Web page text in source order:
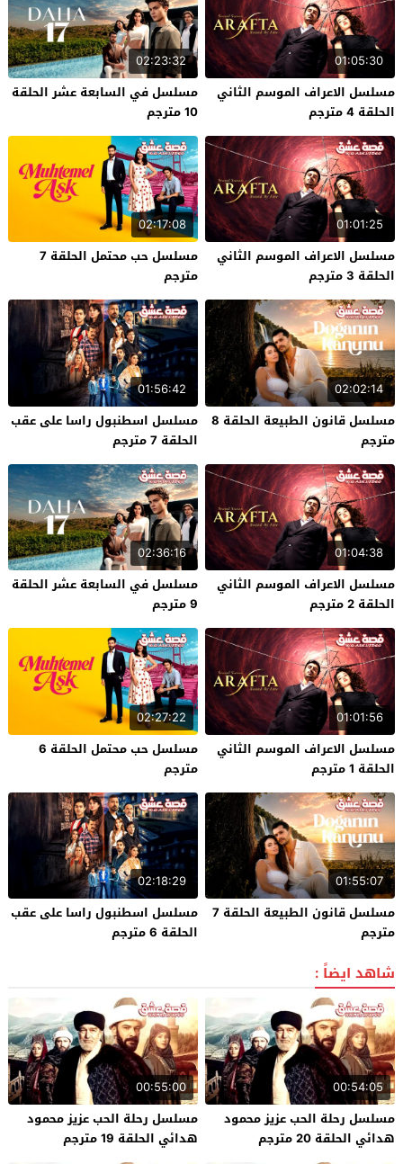
01:05:30
مسلسل الاعراف الموسم الثاني
الحلقة 4 مترجم
02:23:32
مسلسل في السابعة عشر الحلقة
10 مترجم
01:01:25
مسلسل الاعراف الموسم الثاني
الحلقة 3 مترجم
02:17:08
مسلسل حب محتمل الحلقة 7
مترجم
02:02:14
مسلسل قانون الطبيعة الحلقة 8
مترجم
01:56:42
مسلسل اسطنبول راسا على عقب
الحلقة 7 مترجم
01:04:38
مسلسل الاعراف الموسم الثاني
الحلقة 2 مترجم
02:36:16
مسلسل في السابعة عشر الحلقة
9 مترجم
01:01:56
مسلسل الاعراف الموسم الثاني
الحلقة 1 مترجم
02:27:22
مسلسل حب محتمل الحلقة 6
مترجم
01:55:07
مسلسل قانون الطبيعة الحلقة 7
مترجم
02:18:29
مسلسل اسطنبول راسا على عقب
الحلقة 6 مترجم
شاهد ايضاً :
00:54:05
مسلسل رحلة الحب عزيز محمود
هدائي الحلقة 20 مترجم
00:55:00
مسلسل رحلة الحب عزيز محمود
هدائي الحلقة 19 مترجم